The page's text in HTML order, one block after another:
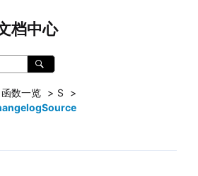
档中心
函数一览
S